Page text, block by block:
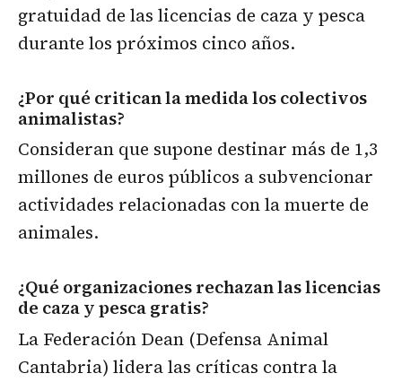
gratuidad de las licencias de caza y pesca
durante los próximos cinco años.
¿Por qué critican la medida los colectivos
animalistas?
Consideran que supone destinar más de 1,3
millones de euros públicos a subvencionar
actividades relacionadas con la muerte de
animales.
¿Qué organizaciones rechazan las licencias
de caza y pesca gratis?
La Federación Dean (Defensa Animal
Cantabria) lidera las críticas contra la